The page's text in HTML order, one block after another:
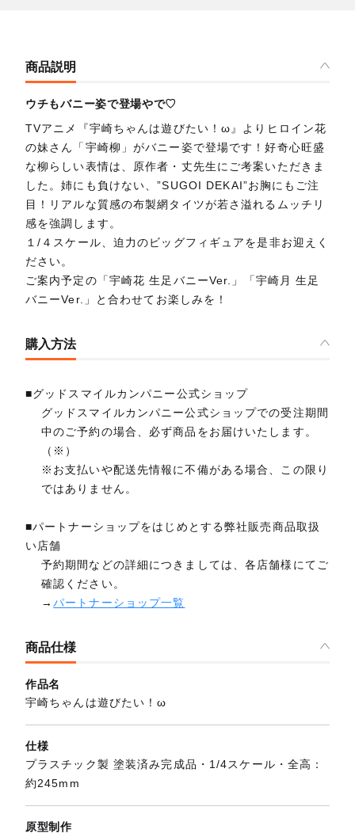
商品説明
ウチもバニー姿で登場やで♡
TVアニメ『宇崎ちゃんは遊びたい！ω』よりヒロイン花
の妹さん「宇崎柳」がバニー姿で登場です！好奇心旺盛
な柳らしい表情は、原作者・丈先生にご考案いただきま
した。姉にも負けない、”SUGOI DEKAI”お胸にもご注
目！リアルな質感の布製網タイツが若さ溢れるムッチリ
感を強調します。
１/４スケール、迫力のビッグフィギュアを是非お迎えく
ださい。
ご案内予定の「宇崎花 生足バニーVer.」「宇崎月 生足
バニーVer.」と合わせてお楽しみを！
購入方法
■グッドスマイルカンパニー公式ショップ
グッドスマイルカンパニー公式ショップでの受注期間
中のご予約の場合、必ず商品をお届けいたします。
（※）
※お支払いや配送先情報に不備がある場合、この限り
ではありません。
■パートナーショップをはじめとする弊社販売商品取扱
い店舗
予約期間などの詳細につきましては、各店舗様にてご
確認ください。
→パートナーショップ一覧
商品仕様
作品名
宇崎ちゃんは遊びたい！ω
仕様
プラスチック製 塗装済み完成品・1/4スケール・全高：
約245mm
原型制作